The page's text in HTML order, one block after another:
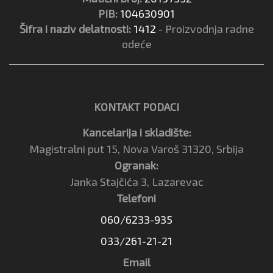
PIB: 104630901
Šifra i naziv delatnosti: 1412 - Proizvodnja radne
odeće
KONTAKT PODACI
Kancelarija i skladište:
Magistralni put 15, Nova Varoš 31320, Srbija
Ogranak:
Janka Stajčića 3, Lazarevac
Telefoni
060/6233-935
033/261-21-21
Email